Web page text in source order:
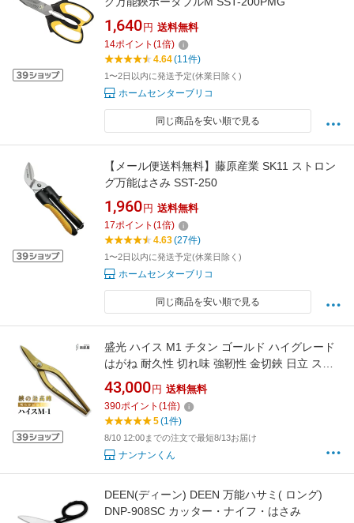
1,640 円 送料無料
14ポイント (1倍)
4.64(11件)
1〜2日以内に発送予定(休業日除く)
ホームセンターブリコ
同じ商品を安い順で見る
【メール便送料無料】藤原産業 SK11 ストロン
グ万能はさみ SST-250
1,960 円 送料無料
17ポイント (1倍)
4.63(27件)
1〜2日以内に発送予定(休業日除く)
ホームセンターブリコ
同じ商品を安い順で見る
盛光 ハイス M1 チタン ゴールド ハイグレード
はがね 耐久性 切れ味 強靭性 金切鋏 日立 ステ
ンレス 鋏 ハサミ はさみ 職人 板金 工具 金物 大
工 送料無料 道具 素材 地金 ハガネ 切断 手造り
在庫 板金職人 本物 板金工具 板金はさみ 南部屋
ナンナン君 NANBUYA
43,000 円 送料無料
390ポイント (1倍)
5(1件)
8/10 12:00までの注文で最短8/13お届け
ナンナンくん
DEEN(ディーン) DEEN 万能ハサミ( ロング)
DNP-908SC カッター・ナイフ・はさみ